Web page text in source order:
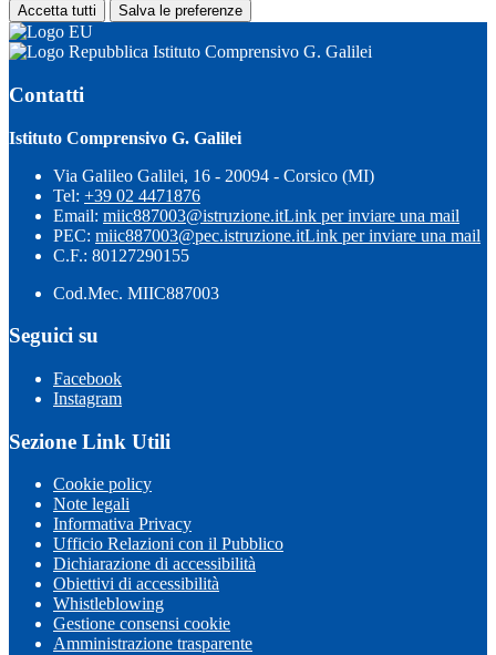
Accetta tutti Salva le preferenze
Istituto Comprensivo G. Galilei
Contatti
Istituto Comprensivo G. Galilei
Via Galileo Galilei, 16 - 20094 - Corsico (MI)
Tel: +39 02 4471876
Email: miic887003@istruzione.itLink per inviare una mail
PEC: miic887003@pec.istruzione.itLink per inviare una mail
C.F.: 80127290155
Cod.Mec. MIIC887003
Seguici su
Facebook
Instagram
Sezione Link Utili
Cookie policy
Note legali
Informativa Privacy
Ufficio Relazioni con il Pubblico
Dichiarazione di accessibilità
Obiettivi di accessibilità
Whistleblowing
Gestione consensi cookie
Amministrazione trasparente